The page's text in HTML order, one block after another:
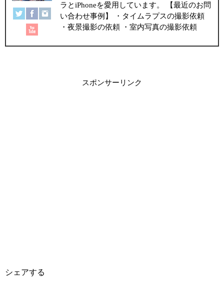
ラとiPhoneを愛用しています。 【最近のお問
い合わせ事例】 ・タイムラプスの撮影依頼
・夜景撮影の依頼 ・室内写真の撮影依頼
スポンサーリンク
シェアする